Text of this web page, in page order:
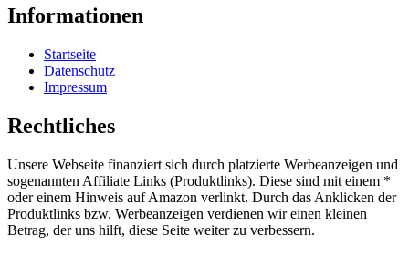
Informationen
Startseite
Datenschutz
Impressum
Rechtliches
Unsere Webseite finanziert sich durch platzierte Werbeanzeigen und
sogenannten Affiliate Links (Produktlinks). Diese sind mit einem *
oder einem Hinweis auf Amazon verlinkt. Durch das Anklicken der
Produktlinks bzw. Werbeanzeigen verdienen wir einen kleinen
Betrag, der uns hilft, diese Seite weiter zu verbessern.